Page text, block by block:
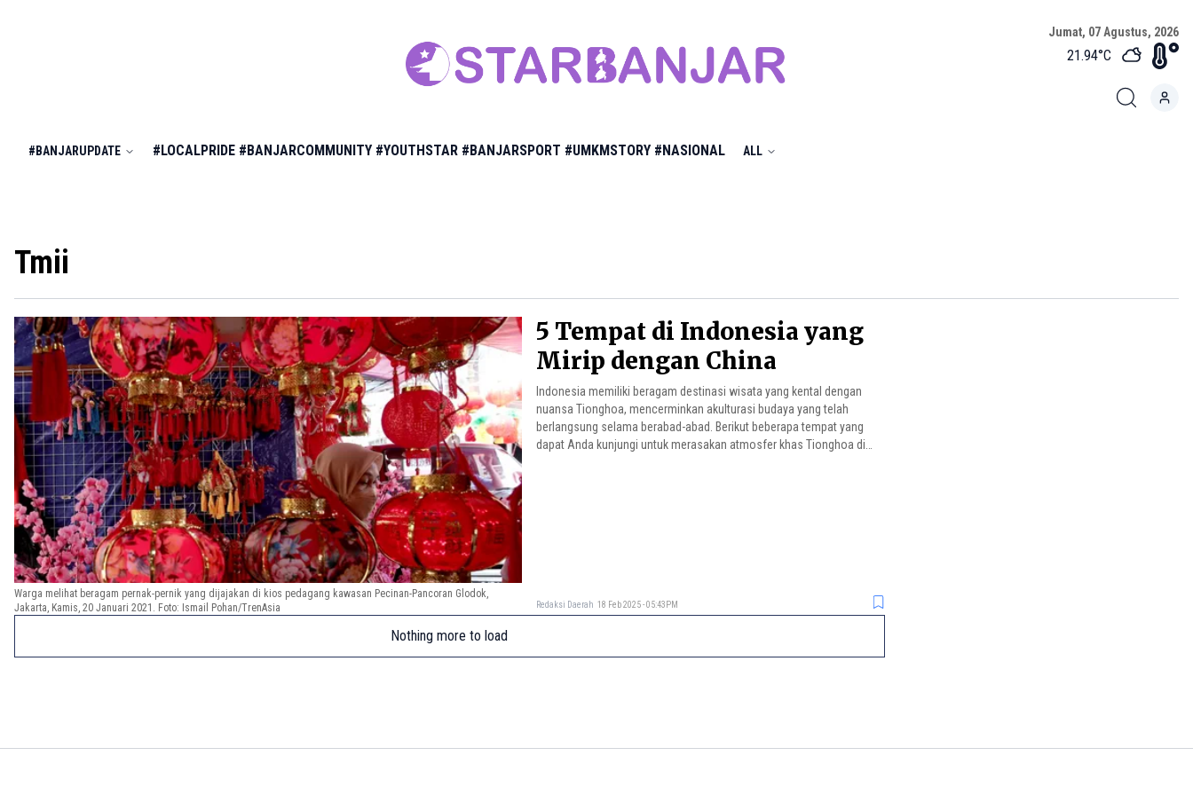
Jumat, 07 Agustus, 2026
21.94°C
#BANJARUPDATE #LOCALPRIDE #BANJARCOMMUNITY #YOUTHSTAR #BANJARSPORT #UMKMSTORY #NASIONAL ALL
Tmii
5 Tempat di Indonesia yang
Mirip dengan China
Indonesia memiliki beragam destinasi wisata yang kental dengan
nuansa Tionghoa, mencerminkan akulturasi budaya yang telah
berlangsung selama berabad-abad. Berikut beberapa tempat yang
dapat Anda kunjungi untuk merasakan atmosfer khas Tionghoa di
Redaksi Daerah 18 Feb 2025 - 05:43PM
Warga melihat beragam pernak-pernik yang dijajakan di kios pedagang kawasan Pecinan-Pancoran Glodok,
Jakarta, Kamis, 20 Januari 2021. Foto: Ismail Pohan/TrenAsia
Nothing more to load